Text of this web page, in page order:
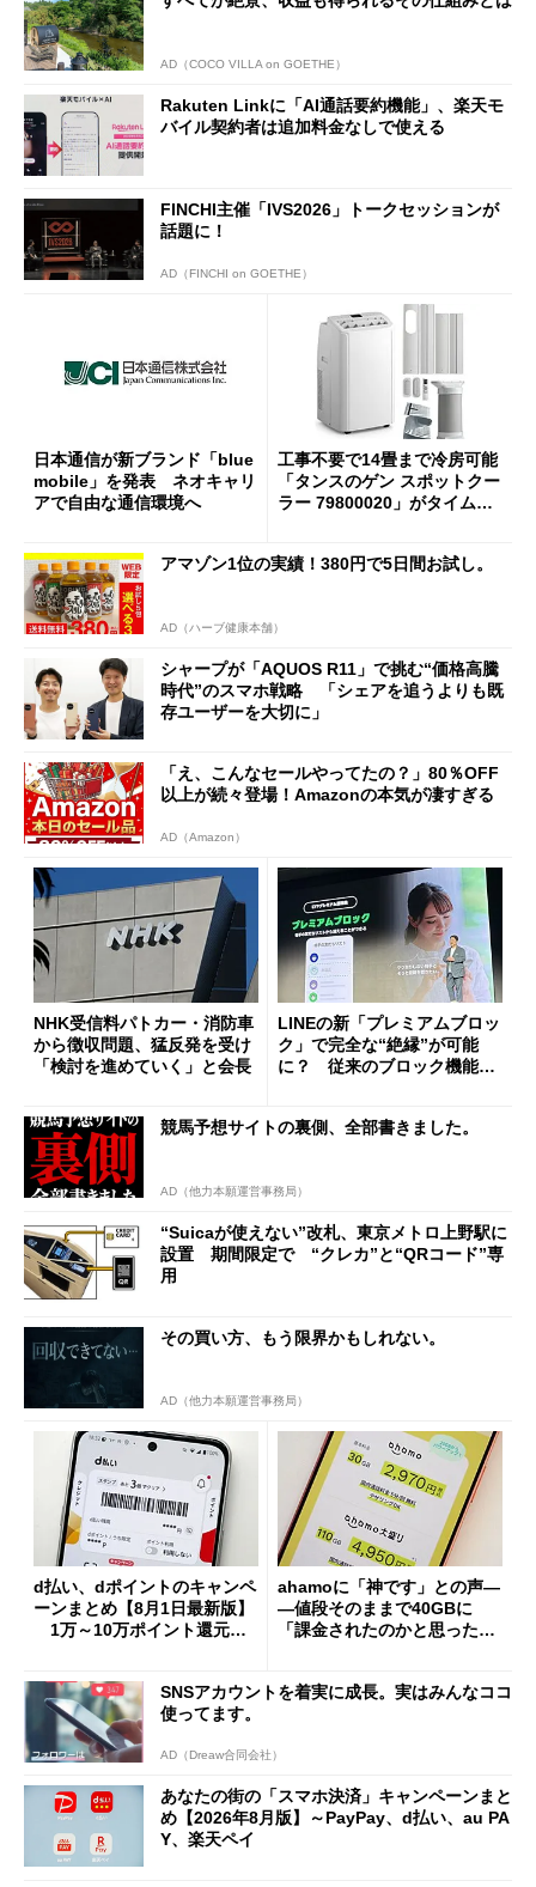
AD（COCO VILLA on GOETHE）
Rakuten Linkに「AI通話要約機能」、楽天モ
バイル契約者は追加料金なしで使える
FINCHI主催「IVS2026」トークセッションが
話題に！
AD（FINCHI on GOETHE）
日本通信が新ブランド「blue
mobile」を発表 ネオキャリ
アで自由な通信環境へ
工事不要で14畳まで冷房可能
「タンスのゲン スポットクー
ラー 79800020」がタイムセ
アマゾン1位の実績！380円で5日間お試し。
AD（ハーブ健康本舗）
シャープが「AQUOS R11」で挑む“価格高騰
時代”のスマホ戦略 「シェアを追うよりも既
存ユーザーを大切に」
「え、こんなセールやってたの？」80％OFF
以上が続々登場！Amazonの本気が凄すぎる
AD（Amazon）
NHK受信料パトカー・消防車
から徴収問題、猛反発を受け
「検討を進めていく」と会長
LINEの新「プレミアムブロッ
ク」で完全な“絶縁”が可能
に？ 従来のブロック機能と
競馬予想サイトの裏側、全部書きました。
AD（他力本願運営事務局）
“Suicaが使えない”改札、東京メトロ上野駅に
設置 期間限定で “クレカ”と“QRコード”専
用
その買い方、もう限界かもしれない。
AD（他力本願運営事務局）
d払い、dポイントのキャンペ
ーンまとめ【8月1日最新版】
1万～10万ポイント還元の
ahamoに「神です」との声―
―値段そのままで40GBに
「課金されたのかと思った」
SNSアカウントを着実に成長。実はみんなココ
使ってます。
AD（Dreaw合同会社）
あなたの街の「スマホ決済」キャンペーンまと
め【2026年8月版】～PayPay、d払い、au PA
Y、楽天ペイ